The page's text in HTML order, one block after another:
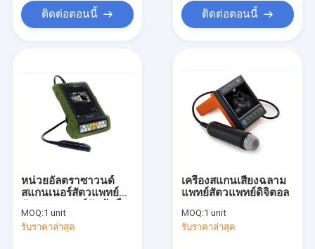
สินค้า
เกี่ยวกับเรา
ทัวร์โรงงาน
ติดต่อตอนนี้ ติดต่อตอนนี้
หน่วยอัลตราซาวนด์
สแกนเนอร์สัตวแพทย์
กับ 6.5mhz เชิงเส้น
ทวารหนักสอบสวนของ
MOQ:1 unit
รับราคาล่าสุด
เครื่องสแกนเสียงฉลาม
แพทย์สัตวแพทย์ดิจิตอล
MOQ:1 unit
รับราคาล่าสุด